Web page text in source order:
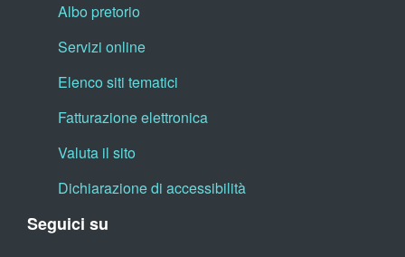
Albo pretorio
Servizi online
Elenco siti tematici
Fatturazione elettronica
Valuta il sito
Dichiarazione di accessibilità
Seguici su